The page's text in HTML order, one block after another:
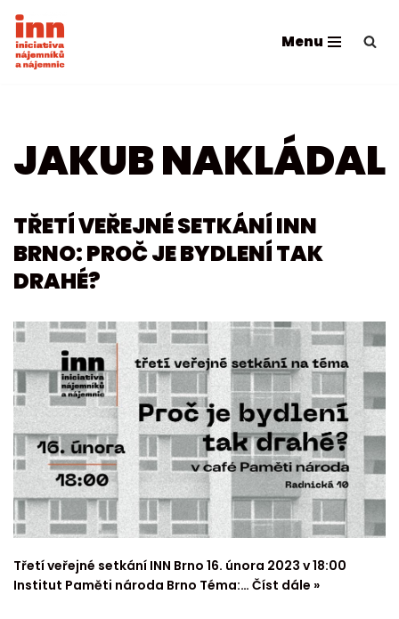
Přeskočit
na
Menu
JAKUB NAKLÁDAL
TŘETÍ VEŘEJNÉ SETKÁNÍ INN
BRNO: PROČ JE BYDLENÍ TAK
DRAHÉ?
Třetí veřejné setkání INN Brno 16. února 2023 v 18:00
Institut Paměti národa Brno Téma:… Číst dále »